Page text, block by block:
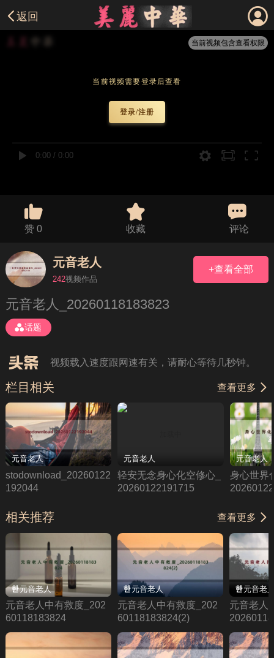
返回
当前视频包含查看权限
当前视频需要登录后查看
登录/注册
0:00 / 0:00
赞0 收藏 评论
元音老人
242视频作品
+查看全部
元音老人_20260118183823
话题
员后台提交申请
如果无法播放请重新刷新页面，或者切换线路。
视频载入速度跟网速有关，请耐心等待几秒钟。
栏目相关 查看更多
元音老人
stodownload_20260122
192044
元音老人
轻安无念身心化空修心_
20260122191715
元音老人
身心世界
相关推荐 查看更多
元音老人
元音老人中有救度_202
60118183824
元音老人
元音老人中有救度_202
60118183824(2)
元音老
元音老人